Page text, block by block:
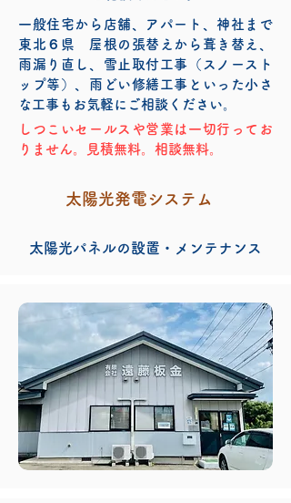
一般住宅から店舗、アパート、神社まで
東北６県 屋根の張替えから葺き替え、
雨漏り直し、雪止取付工事（スノースト
ップ等）、雨どい修繕工事といった小さ
な工事もお気軽にご相談ください。
しつこいセールスや営業は一切行ってお
りません。見積無料。相談無料。
太陽光発電システム
太陽光パネルの設置・メンテナンス